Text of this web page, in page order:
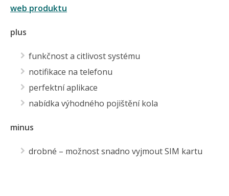
web produktu
plus
funkčnost a citlivost systému
notifikace na telefonu
perfektní aplikace
nabídka výhodného pojištění kola
minus
drobné – možnost snadno vyjmout SIM kartu